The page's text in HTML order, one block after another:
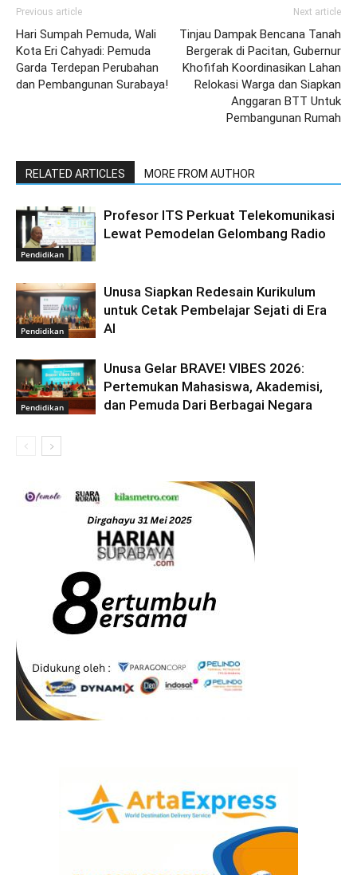
Previous article
Hari Sumpah Pemuda, Wali
Kota Eri Cahyadi: Pemuda
Garda Terdepan Perubahan
dan Pembangunan Surabaya!
Next article
Tinjau Dampak Bencana Tanah
Bergerak di Pacitan, Gubernur
Khofifah Koordinasikan Lahan
Relokasi Warga dan Siapkan
Anggaran BTT Untuk
Pembangunan Rumah
RELATED ARTICLES MORE FROM AUTHOR
Pendidikan
Profesor ITS Perkuat Telekomunikasi
Lewat Pemodelan Gelombang Radio
Pendidikan
Unusa Siapkan Redesain Kurikulum
untuk Cetak Pembelajar Sejati di Era
AI
Pendidikan
Unusa Gelar BRAVE! VIBES 2026:
Pertemukan Mahasiswa, Akademisi,
dan Pemuda Dari Berbagai Negara